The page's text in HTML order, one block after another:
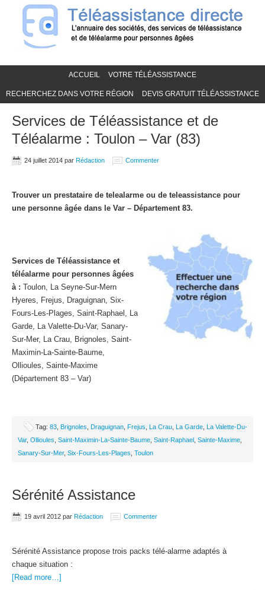
ACCUEIL VOTRE TÉLÉASSISTANCE
RECHERCHEZ DANS VOTRE RÉGION DEVIS GRATUIT TÉLÉASSISTANCE
Services de Téléassistance et de
Téléalarme : Toulon – Var (83)
24 juillet 2014 par Rédaction Commenter
Trouver un prestataire de telealarme ou de teleassistance pour
une personne âgée dans le Var – Département 83.
Services de Téléassistance et
téléalarme pour personnes âgées
à : Toulon, La Seyne-Sur-Mern
Hyeres, Frejus, Draguignan, Six-
Fours-Les-Plages, Saint-Raphael, La
Garde, La Valette-Du-Var, Sanary-
Sur-Mer, La Crau, Brignoles, Saint-
Maximin-La-Sainte-Baume,
Ollioules, Sainte-Maxime
(Département 83 – Var)
Tag: 83 Brignoles Draguignan Frejus La Crau La Garde La Valette-Du-
Var, Ollioules Saint-Maximin-La-Sainte-Baume Saint-Raphael Sainte-Maxime
Sanary-Sur-Mer, Six-Fours-Les-Plages Toulon
Sérénité Assistance
19 avril 2012 par Rédaction Commenter
Sérénité Assistance propose trois packs télé-alarme adaptés à
chaque situation :
[Read more…]